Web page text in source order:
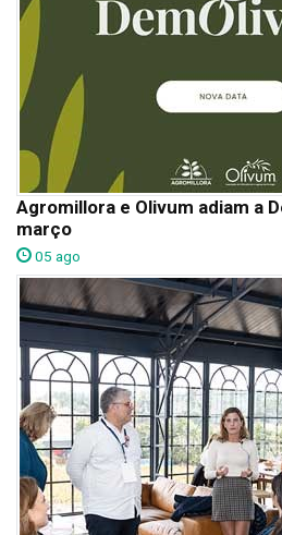
Agromillora e Olivum adiam a
março
05 ago